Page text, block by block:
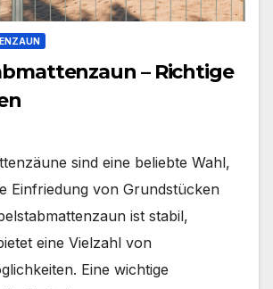
– Richtige
sind eine beliebte Wahl,
Einfriedung von Grundstücken
ist stabil,
eine Vielzahl von
Eine wichtige